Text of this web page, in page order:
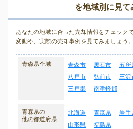
を地域別に見て
あなたの地域に合った売却情報をチェック
変動や、実際の売却事例を見てみましょう。
青森県全域 青森市 黒石市 五所
八戸市
弘前市 三沢
三戸郡
南津軽郡
青森県の
他の都道府県
北海道 青森県 岩手
山形県
福島県